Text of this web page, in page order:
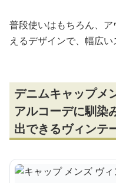
普段使いはもちろん、
えるデザインで、幅広い
デニムキャップメ
アルコーデに馴染
出できるヴィンテ